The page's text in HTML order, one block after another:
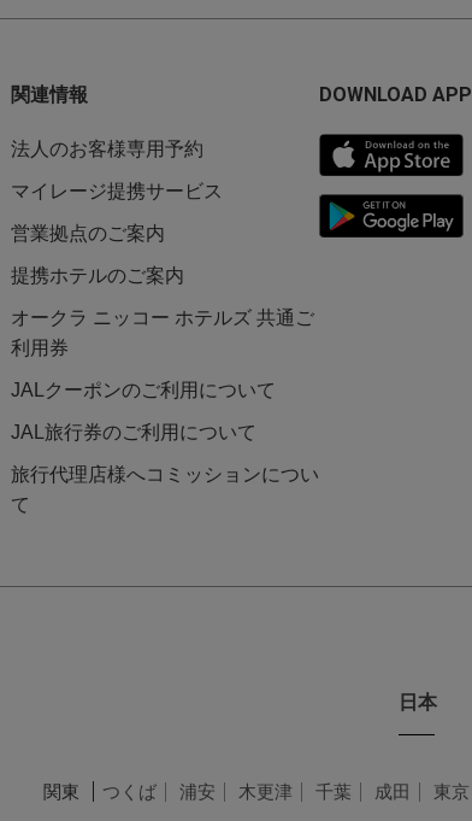
関連情報
法人のお客様専用予約
マイレージ提携サービス
営業拠点のご案内
提携ホテルのご案内
オークラ ニッコー ホテルズ 共通ご
利用券
JALクーポンのご利用について
JAL旅行券のご利用について
旅行代理店様へコミッションについ
て
DOWNLOAD APP
日本
関東 つくば 浦安 木更津 千葉 成田 東京